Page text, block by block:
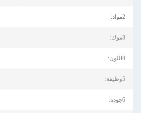
2مواد:
3موك:
4اللون:
5وظيفة:
6جودة: